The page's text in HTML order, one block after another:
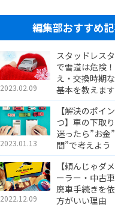
編集部おすすめ
スタッドレス
で雪道は危険
え・交換時期
基本を教えます
2023.02.09
【解決のポイ
つ】車の下取
迷ったら”お金
間”で考えよう
2023.01.13
【頼んじゃダ
ーラー・中古
廃車手続きを
方がいい理由
2022.12.09